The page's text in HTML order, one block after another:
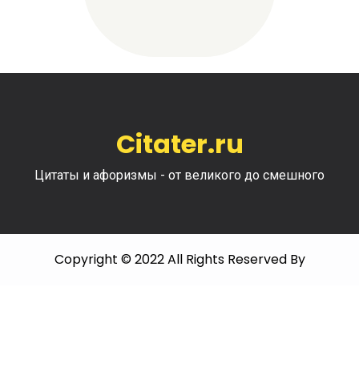
Citater.ru
Цитаты и афоризмы - от великого до смешного
Copyright © 2022 All Rights Reserved By